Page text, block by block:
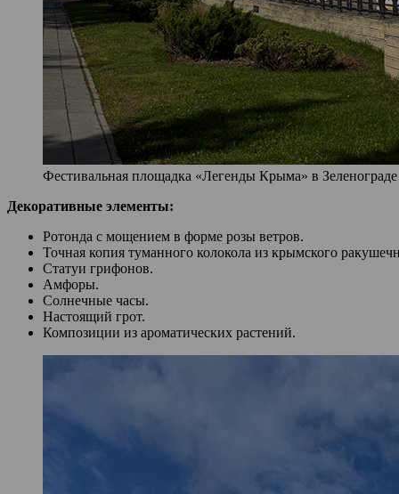
Фестивальная площадка «Легенды Крыма» в Зеленограде
Декоративные элементы:
Ротонда с мощением в форме розы ветров.
Точная копия туманного колокола из крымского
Статуи грифонов.
Амфоры.
Солнечные часы.
Настоящий грот.
Композиции из ароматических растений.